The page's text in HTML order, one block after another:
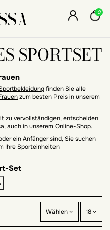
0
SPORTSET
finden Sie alle
zum besten Preis in unserem
zu vervollständigen, entscheiden
auch in unserem Online-Shop.
ein Anfänger sind, Sie suchen
Ihre Sporteinheiten
Set
und modisch ausüben
hat für Sie eine Auswahl an
Wählen 18